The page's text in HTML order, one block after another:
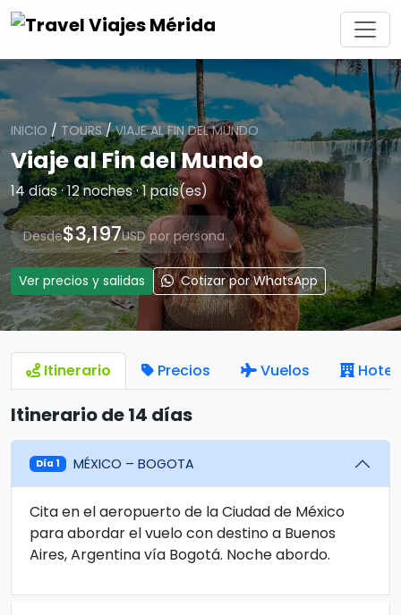
INICIO / TOURS/VIAJE AL FIN DEL MUNDO
Viaje al Fin del Mundo
14 días · 12 noches · 1 país(es)
Desde$3,197USD por persona
Ver precios y salidas Cotizar por WhatsApp
Itinerario Precios Vuelos
Itinerario de 14 días
Día 1 MÉXICO – BOGOTA
Cita en el aeropuerto de la Ciudad de México
para abordar el vuelo con destino a Buenos
Aires, Argentina vía Bogotá. Noche abordo.